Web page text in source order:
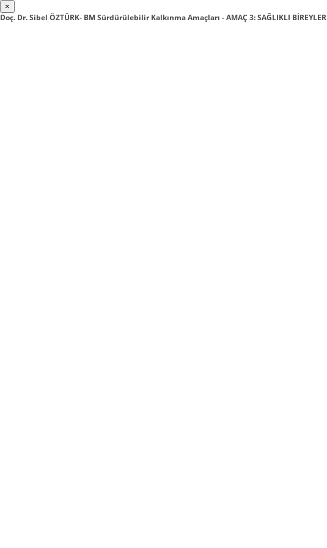
×
Doç. Dr. Sibel ÖZTÜRK- BM Sürdürülebilir Kalkınma Amaçları - AMAÇ 3: SAĞLIKLI BİREYLER